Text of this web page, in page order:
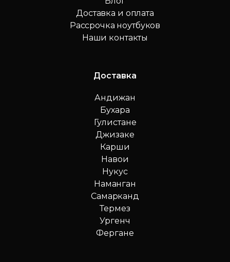
Доставка и оплата
Рассрочка ноутбуков
Наши контакты
Доставка
Андижан
Бухара
Гулистане
Джизаке
Карши
Навои
Нукус
Наманган
Самарканд
Термез
Ургенч
Фергане